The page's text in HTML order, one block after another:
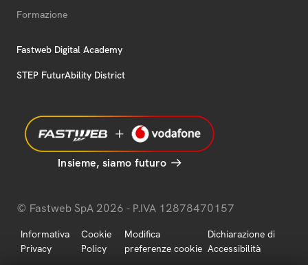
Formazione
Fastweb Digital Academy
STEP FuturAbility District
Insieme, siamo futuro
© Fastweb SpA 2026 - P.IVA 12878470157
Informativa
Privacy
Cookie
Policy
Modifica
preferenze cookie
Dichiarazione di
Accessibilità